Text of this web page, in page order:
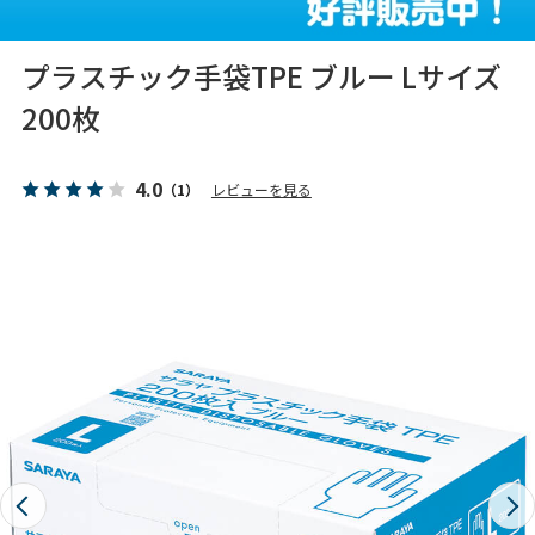
プラスチック手袋TPE ブルー Lサイズ
200枚
4.0（1） レビューを見る